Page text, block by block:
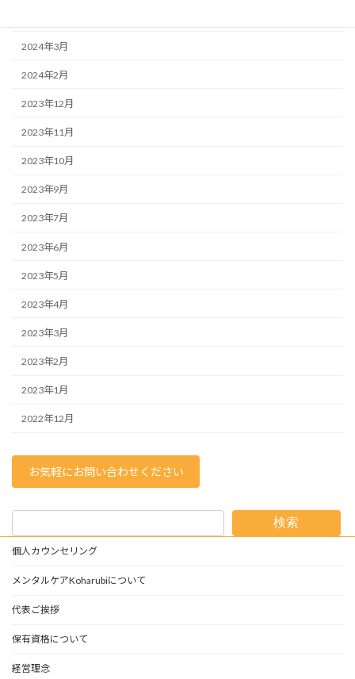
2024年3月
2024年2月
2023年12月
2023年11月
2023年10月
2023年9月
2023年7月
2023年6月
2023年5月
2023年4月
2023年3月
2023年2月
2023年1月
2022年12月
お気軽にお問い合わせください
検索
個人カウンセリング
メンタルケアKoharubiについて
代表ご挨拶
保有資格について
経営理念